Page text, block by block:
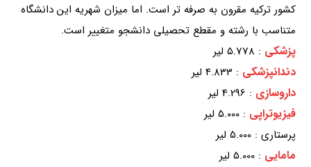
کشور ترکیه مقرون به صرفه تر است. اما میزان شهریه این دانشگاه
متناسب با رشته و مقطع تحصیلی دانشجو متغییر است.
پزشکی : 5.778 لیر
دندانپزشکی : 4.833 لیر
داروسازی : 4.296 لیر
فیزیوتراپی : 5.000 لیر
پرستاری : 5.000 لیر
مامایی : 5.000 لیر